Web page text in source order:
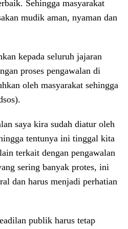
Sehingga masyarakat
mudik aman, nyaman dan
kepada seluruh jajaran
proses pengawalan di
oleh masyarakat sehingga
saya kira sudah diatur oleh
tentunya ini tinggal kita
terkait dengan pengawalan
sering banyak protes, ini
dan harus menjadi perhatian
publik harus tetap